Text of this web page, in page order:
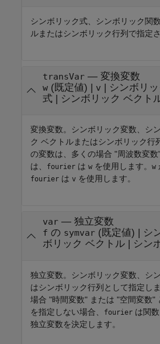
シンボリック式、シンボリック関
ルまたはシンボリック行列で指定
transVar— 変換変数
w(既定値) | v | シンボリ
式| シンボリック ベクト
変換変数。シンボリック変数、シ
ク ベクトルまたはシンボリック行
の変数は、多くの場合 "周波数変
は、
fourier は w を使用します。 w
fourier は v を使用します。
var— 独立変数
f の symvar(既定値) | シ
ボリック ベクトル| シン
独立変数。シンボリック変数、シ
はシンボリック行列として指定し
場合 "時間変数" または "空間変数"
を指定しない場合、
fourier は関数
独立変数を決定します。